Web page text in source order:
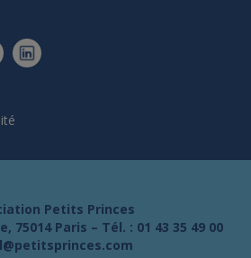
Petits Princes
75014 Paris – Tél. : 01 43 35 49 00